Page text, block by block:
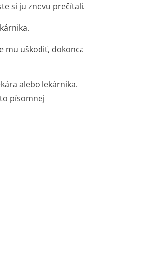
si ju znovu prečítali.
mu uškodiť, dokonca
alebo lekárnika.
písomnej